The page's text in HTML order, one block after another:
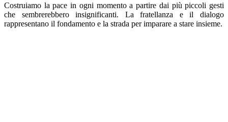
Costruiamo la pace in ogni momento a partire dai più piccoli gesti
che sembrerebbero insignificanti. La fratellanza e il dialogo
rappresentano il fondamento e la strada per imparare a stare insieme.